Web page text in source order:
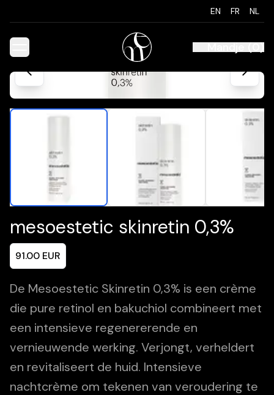
EN FR NL
Mandje(0)
mesoestetic skinretin 0,3%
91.00 EUR
De Mesoestetic Skinretin 0,3% is een crème
die pure retinol en bakuchiol combineert met
een intensieve regenererende en
vernieuwende werking. Verjongt, verheldert
en revitaliseert de huid. Intensieve
nachtcrème om tekenen van veroudering te